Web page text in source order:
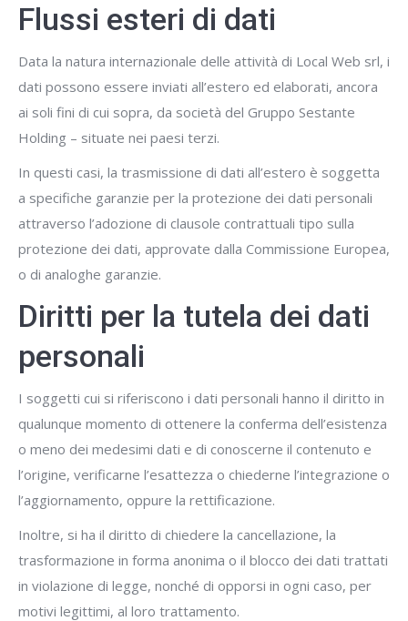
Flussi esteri di dati
Data la natura internazionale delle attività di Local Web srl, i
dati possono essere inviati all’estero ed elaborati, ancora
ai soli fini di cui sopra, da società del Gruppo Sestante
Holding – situate nei paesi terzi.
In questi casi, la trasmissione di dati all’estero è soggetta
a specifiche garanzie per la protezione dei dati personali
attraverso l’adozione di clausole contrattuali tipo sulla
protezione dei dati, approvate dalla Commissione Europea,
o di analoghe garanzie.
Diritti per la tutela dei dati
personali
I soggetti cui si riferiscono i dati personali hanno il diritto in
qualunque momento di ottenere la conferma dell’esistenza
o meno dei medesimi dati e di conoscerne il contenuto e
l’origine, verificarne l’esattezza o chiederne l’integrazione o
l’aggiornamento, oppure la rettificazione.
Inoltre, si ha il diritto di chiedere la cancellazione, la
trasformazione in forma anonima o il blocco dei dati trattati
in violazione di legge, nonché di opporsi in ogni caso, per
motivi legittimi, al loro trattamento.